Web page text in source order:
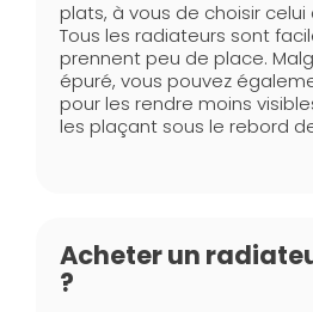
plats, à vous de choisir
Tous les radiateurs sont
prennent peu de place.
épuré, vous pouvez
pour les rendre moins
les plaçant sous le rebord
Acheter un
?